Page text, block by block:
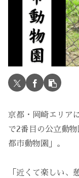
京都・岡崎エリア
で2番目の公立動
都市動物園」。
「近くて楽しい、